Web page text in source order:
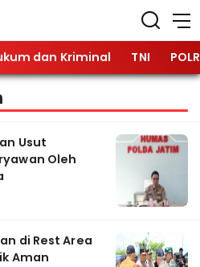
dan Kriminal TNI
Usut
Oleh
di Rest Area
Aman